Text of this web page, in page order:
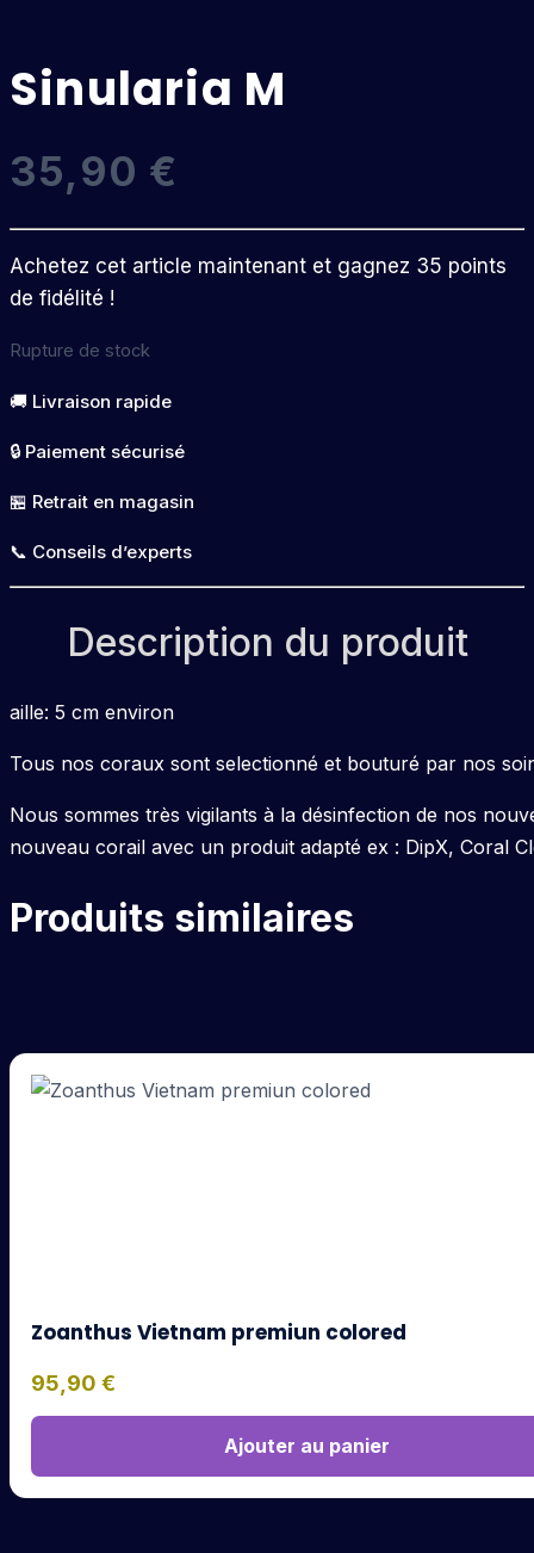
Sinularia M
35,90 €
Achetez cet article maintenant et gagnez 35 points
de fidélité !
Rupture de stock
🚚 Livraison rapide
🔒 Paiement sécurisé
🏪 Retrait en magasin
📞 Conseils d’experts
Description du produit
aille: 5 cm environ
Tous nos coraux sont selectionné et bouturé par nos
Nous sommes très vigilants à la désinfection de nos
nouveau corail avec un produit adapté ex : DipX, Coral
Produits similaires
Zoanthus Vietnam premiun colored
95,90 €
Ajouter au panier